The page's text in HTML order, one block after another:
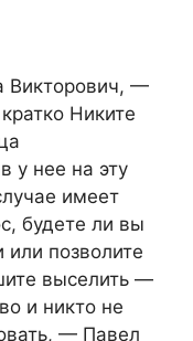
Викторович, —
Никите
у нее на эту
имеет
будете ли вы
или позволите
выселить —
и никто не
— Павел